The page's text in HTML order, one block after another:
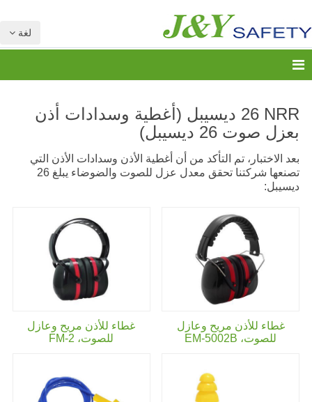
لغة
NRR
26 ديسيبل (أغطية وسدادات أذن
بعزل صوت 26 ديسيبل)
بعد الاختبار، تم التأكد من أن أغطية الأذن وسدادات الأذن التي
تصنعها شركتنا تحقق معدل عزل للصوت والضوضاء يبلغ 26
ديسيبل:
غطاء للأذن مريح وعازل
للصوت، EM-5002B
غطاء للأذن مريح وعازل
للصوت، FM-2